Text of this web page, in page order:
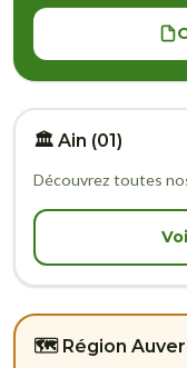
🏛️ Ain (01)
Découvrez toutes
🗺️ Région